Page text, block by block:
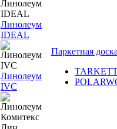
Линолеум
IDEAL
Линолеум
IVC
Паркетная